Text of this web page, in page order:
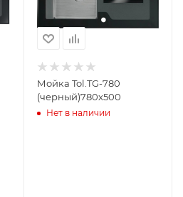
Мойка Tol.TG-780
(черный)780х500
Нет в наличии